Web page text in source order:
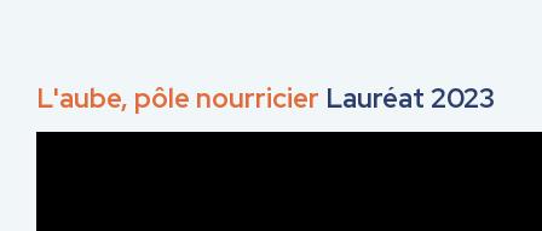
L'aube, pôle nourricier Lauréat 2023